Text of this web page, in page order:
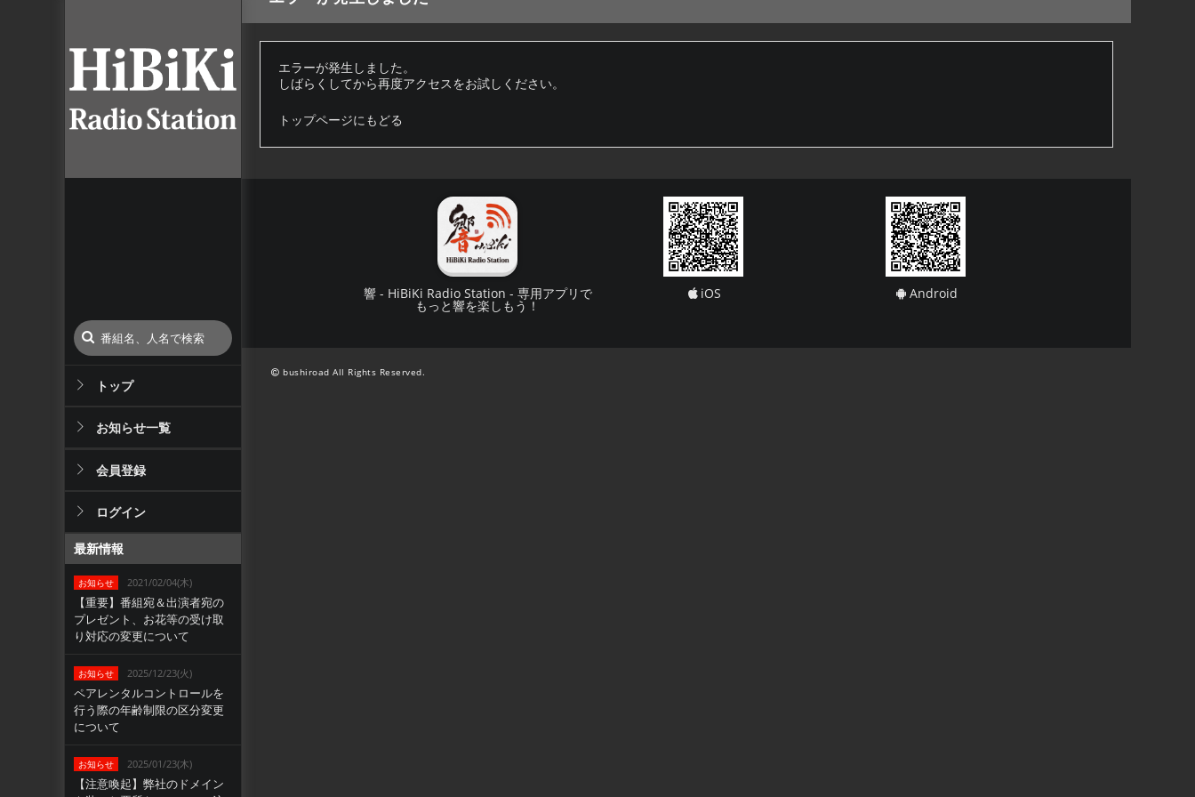
トップ
お知らせ一覧
会員登録
ログイン
最新情報
お知らせ 2021/02/04(木)
【重要】番組宛＆出演者宛の
プレゼント、お花等の受け取
り対応の変更について
お知らせ 2025/12/23(火)
ペアレンタルコントロールを
行う際の年齢制限の区分変更
について
お知らせ 2025/01/23(木)
【注意喚起】弊社のドメイン
エラーが発生しました。
しばらくしてから再度アクセスをお試しください。
トップページにもどる
響 - HiBiKi Radio Station - 専用アプリで
もっと響を楽しもう！
iOS Android
bushiroad All Rights Reserved.